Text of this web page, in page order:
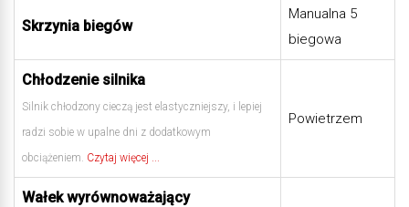
Skrzynia biegów
Manualna 5
biegowa
Chłodzenie silnika
Silnik chłodzony cieczą jest elastyczniejszy, i lepiej
radzi sobie w upalne dni z dodatkowym
obciążeniem. Czytaj więcej ...
Powietrzem
Wałek wyrównoważający